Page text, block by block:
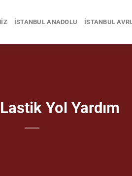
İSTANBUL ANADOLU İSTANBUL
Yol Yardım